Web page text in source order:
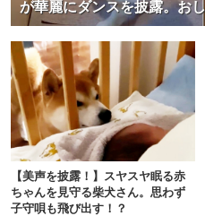
が華麗にダンスを披露。お
【美声を披露！】スヤスヤ眠る赤
ちゃんを見守る柴犬さん。思わず
子守唄も飛び出す！？